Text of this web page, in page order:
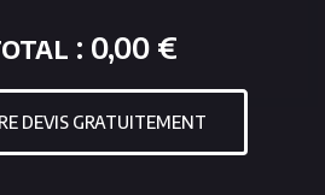
: 0,00 €
DEVIS GRATUITEMENT